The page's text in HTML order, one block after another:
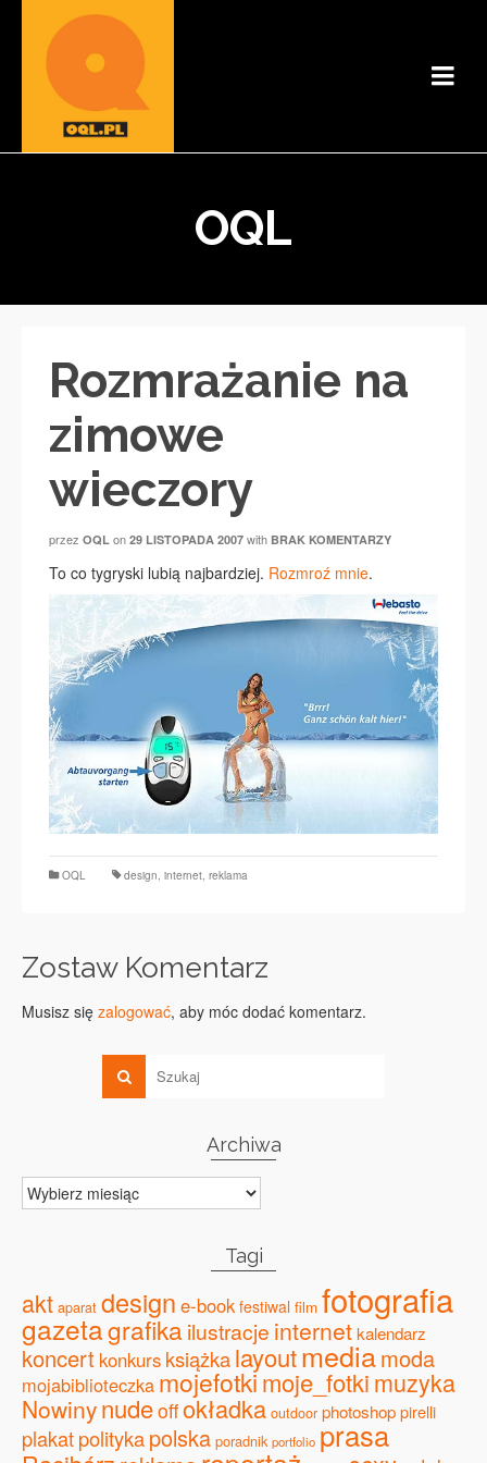
OQL
Rozmrażanie na
zimowe
wieczory
przez OQL on 29 LISTOPADA 2007 with BRAK KOMENTARZY
To co tygryski lubią najbardziej. Rozmroź mnie.
OQL design internet reklama
Zostaw Komentarz
Musisz się zalogować, aby móc dodać komentarz.
Archiwa
Archiwa
Tagi
akt aparat design e-book festiwal film fotografia
gazetagrafikailustracje internetkalendarz
koncert konkurs książkalayoutmediamoda
mojabiblioteczka mojefotkimoje_fotkimuzyka
Nowinynudeoffokładka outdoor photoshoppirelli
plakatpolitykapolska poradnik portfolio prasa